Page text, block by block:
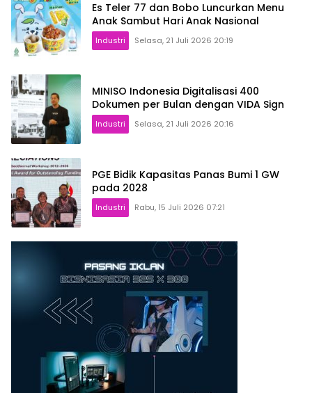
Es Teler 77 dan Bobo Luncurkan Menu
Anak Sambut Hari Anak Nasional
Industri Selasa, 21 Juli 2026 20:19
MINISO Indonesia Digitalisasi 400
Dokumen per Bulan dengan VIDA Sign
Industri Selasa, 21 Juli 2026 20:16
PGE Bidik Kapasitas Panas Bumi 1 GW
pada 2028
Industri Rabu, 15 Juli 2026 07:21